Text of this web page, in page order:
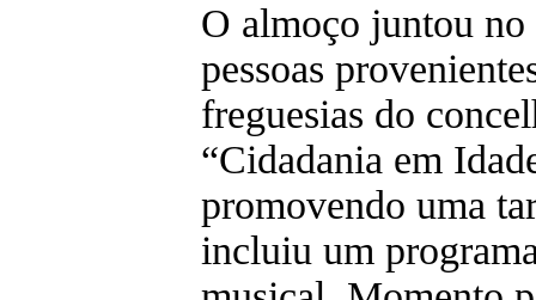
O almoço juntou
pessoas
freguesias do
“Cidadania em
promovendo uma
incluiu um